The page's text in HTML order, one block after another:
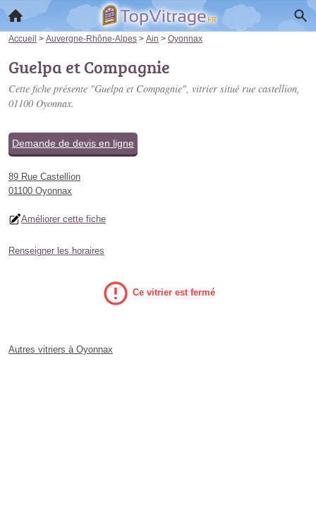
Accueil > Auvergne-Rhône-Alpes > Ain > Oyonnax
Guelpa et Compagnie
Cette fiche présente "Guelpa et Compagnie", vitrier situé rue castellion,
01100 Oyonnax.
Demande de devis en ligne
89 Rue Castellion
01100 Oyonnax
Améliorer cette fiche
Renseigner les horaires
Ce vitrier est fermé
Autres vitriers à Oyonnax